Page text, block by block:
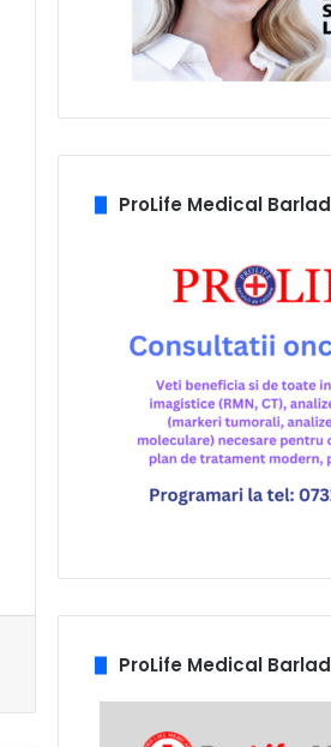
ProLife Medical Barlad
ProLife Medical Barlad